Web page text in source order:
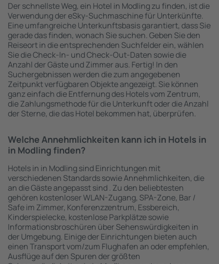
Der schnellste Weg, ein Hotel in Modling zu finden, ist die
Verwendung der eSky-Suchmaschine für Unterkünfte.
Eine umfangreiche Unterkunftsbasis garantiert, dass Sie
gerade das finden, wonach Sie suchen. Geben Sie den
Reiseort in die entsprechenden Suchfelder ein, wählen
Sie die Check-In- und Check-Out-Daten sowie die
Anzahl der Gäste und Zimmer aus. Fertig! In den
Suchergebnissen werden die zum angegebenen
Zeitpunkt verfügbaren Objekte angezeigt. Sie können
ganz einfach die Entfernung des Hotels vom Zentrum,
die Zahlungsmethode für die Unterkunft oder die Anzahl
der Sterne, die das Hotel bekommen hat, überprüfen.
Welche Annehmlichkeiten kann ich in Hotels in
in Modling finden?
Hotels in in Modling sind Einrichtungen mit
verschiedenen Standards sowie Annehmlichkeiten, die
an die Gäste angepasst sind . Zu den beliebtesten
gehören kostenloser WLAN-Zugang, SPA-Zone, Bar /
Safe im Zimmer, Konferenzzentrum, Essbereich,
Kinderspielecke, kostenlose Parkplätze sowie
Informationsbroschüren über Sehenswürdigkeiten in
der Umgebung. Einige der Einrichtungen bieten auch
einen Transport vom/zum Flughafen an oder empfehlen,
Ausflüge auf den Spuren der größten